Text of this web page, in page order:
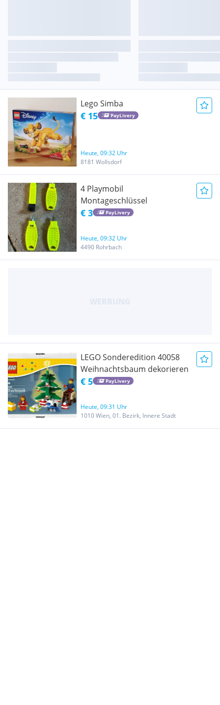
Lego Simba
€ 15 PayLivery
Heute, 09:32 Uhr
8181 Wollsdorf
4 Playmobil
Montageschlüssel
€ 3 PayLivery
Heute, 09:32 Uhr
4490 Rohrbach
LEGO Sonderedition 40058
Weihnachtsbaum dekorieren
€ 5 PayLivery
Heute, 09:31 Uhr
1010 Wien, 01. Bezirk, Innere Stadt